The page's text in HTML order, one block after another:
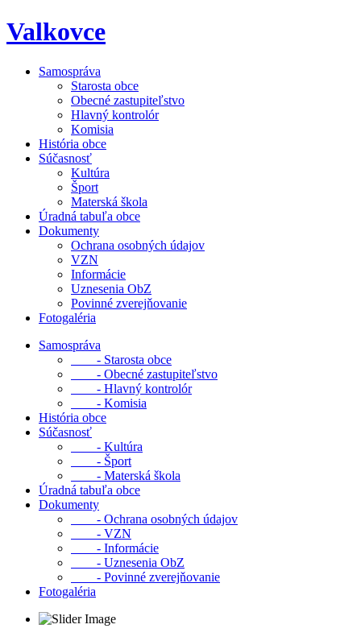
Skip
to
Valkovce
Samospráva
Starosta obce
Obecné zastupiteľstvo
Hlavný kontrolór
Komisia
História obce
Súčasnosť
Kultúra
Šport
Materská škola
Úradná tabuľa obce
Dokumenty
Ochrana osobných údajov
VZN
Informácie
Uznesenia ObZ
Povinné zverejňovanie
Fotogaléria
Samospráva
- Starosta obce
- Obecné zastupiteľstvo
- Hlavný kontrolór
- Komisia
História obce
Súčasnosť
- Kultúra
- Šport
- Materská škola
Úradná tabuľa obce
Dokumenty
- Ochrana osobných údajov
- VZN
- Informácie
- Uznesenia ObZ
- Povinné zverejňovanie
Fotogaléria